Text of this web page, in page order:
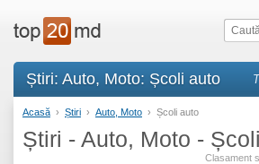
Știri: Auto, Moto: Școli auto
Acasă › Știri › Auto, Moto › Școli auto
Știri - Auto, Moto -
Clasament